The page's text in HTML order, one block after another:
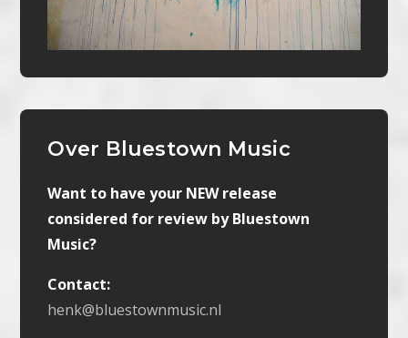
Over Bluestown Music
Want to have your NEW release
considered for review by Bluestown
Music?
Contact:
henk@bluestownmusic.nl